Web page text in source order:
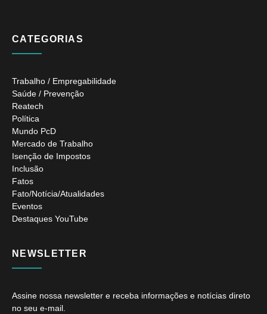
CATEGORIAS
Trabalho / Empregabilidade
Saúde / Prevenção
Reatech
Política
Mundo PcD
Mercado de Trabalho
Isenção de Impostos
Inclusão
Fatos
Fato/Notícia/Atualidades
Eventos
Destaques YouTube
NEWSLETTER
Assine nossa newsletter e receba informações e notícias direto
no seu e-mail.